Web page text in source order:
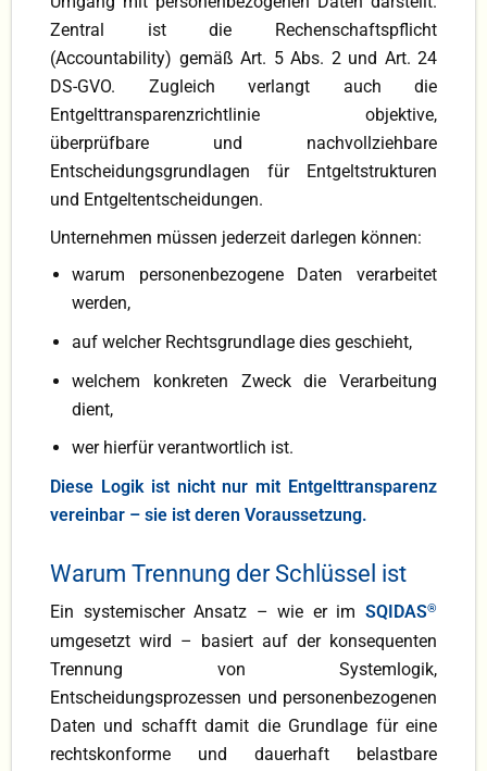
Zentral ist die Rechenschaftspflicht
(Accountability) gemäß Art. 5 Abs. 2 und Art. 24
DS-GVO. Zugleich verlangt auch die
Entgelttransparenzrichtlinie objektive,
überprüfbare und nachvollziehbare
Entscheidungsgrundlagen für Entgeltstrukturen
und Entgeltentscheidungen.
Unternehmen müssen jederzeit darlegen können:
warum personenbezogene Daten verarbeitet
werden,
auf welcher Rechtsgrundlage dies geschieht,
welchem konkreten Zweck die Verarbeitung
dient,
wer hierfür verantwortlich ist.
Diese Logik ist nicht nur mit Entgelttransparenz
vereinbar – sie ist deren Voraussetzung.
Warum Trennung der Schlüssel ist
Ein systemischer Ansatz – wie er im SQIDAS®
umgesetzt wird – basiert auf der konsequenten
Trennung von Systemlogik,
Entscheidungsprozessen und personenbezogenen
Daten und schafft damit die Grundlage für eine
rechtskonforme und dauerhaft belastbare